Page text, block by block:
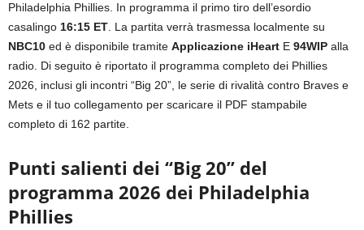
Philadelphia Phillies. In programma il primo tiro dell’esordio
casalingo 16:15 ET. La partita verrà trasmessa localmente su
NBC10 ed è disponibile tramite Applicazione iHeart E 94WIP alla
radio. Di seguito è riportato il programma completo dei Phillies
2026, inclusi gli incontri “Big 20”, le serie di rivalità contro Braves e
Mets e il tuo collegamento per scaricare il PDF stampabile
completo di 162 partite.
Punti salienti dei “Big 20” del
programma 2026 dei Philadelphia
Phillies